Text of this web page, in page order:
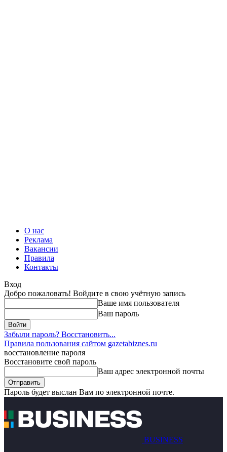
О нас
Реклама
Вакансии
Правила
Контакты
Вход
Добро пожаловать! Войдите в свою учётную запись
Ваше имя пользователя
Ваш пароль
Забыли пароль? Восстановить...
Правила пользования сайтом gazetabiznes.ru
восстановление пароля
Восстановите свой пароль
Ваш адрес электронной почты
Пароль будет выслан Вам по электронной почте.
BUSINESS